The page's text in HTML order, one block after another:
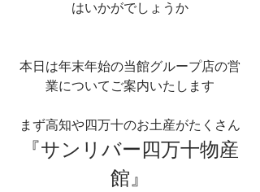
はいかがでしょうか
本日は年末年始の当館グループ店の営
業についてご案内いたします
まず高知や四万十のお土産がたくさん
『サンリバー四万十物産
館』